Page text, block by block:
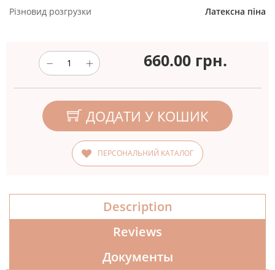
Різновид розгрузки
Латексна піна
660.00 грн.
ДОДАТИ У КОШИК
ПЕРСОНАЛЬНИЙ КАТАЛОГ
Description
Reviews
Документы